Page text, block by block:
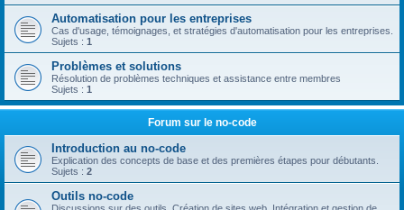
Automatisation pour les entreprises
Cas d'usage, témoignages, et stratégies d'automatisation pour les entreprises.
Sujets : 1
Problèmes et solutions
Résolution de problèmes techniques et assistance entre membres
Sujets : 1
Forum sur le no-code
Introduction au no-code
Explication des concepts de base et des premières étapes pour débutants.
Sujets : 2
Outils no-code